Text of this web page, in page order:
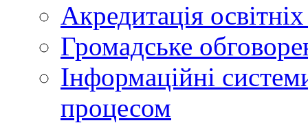
Акредитація
Громадське
Інформаційні
процесом